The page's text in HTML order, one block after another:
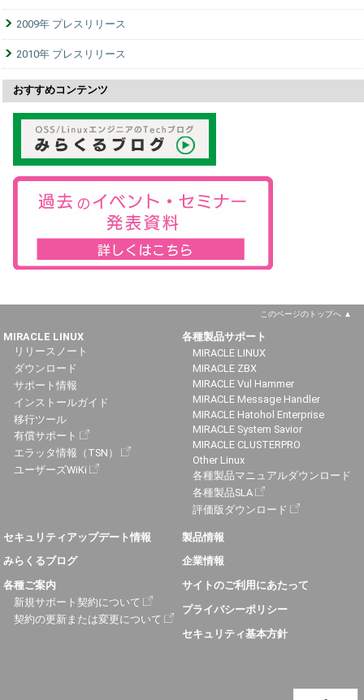
2009年 プレスリリース
2010年 プレスリリース
おすすめコンテンツ
このページのトップへ
MIRACLE LINUX
リリースノート
ダウンロード
サポート情報
インストールガイド
移行ツール
有償サポート
エラッタ情報（TSN）
ユーザーズWiKi
各種製品サポート
MIRACLE LINUX
MIRACLE ZBX
MIRACLE Vul Hammer
MIRACLE Message Handler
MIRACLE Hatohol Enterprise
MIRACLE System Savior
MIRACLE CLUSTERPRO
Other Linux
各種製品マニュアルダウンロード
各種製品SLA
評価版ダウンロード
セキュリティアップデート情報
みらくるブログ
各種ご案内
新規サポート契約について
契約の更新または変更について
製品情報
企業情報
サイトのご利用にあたって
プライバシーポリシー
セキュリティ基本方針